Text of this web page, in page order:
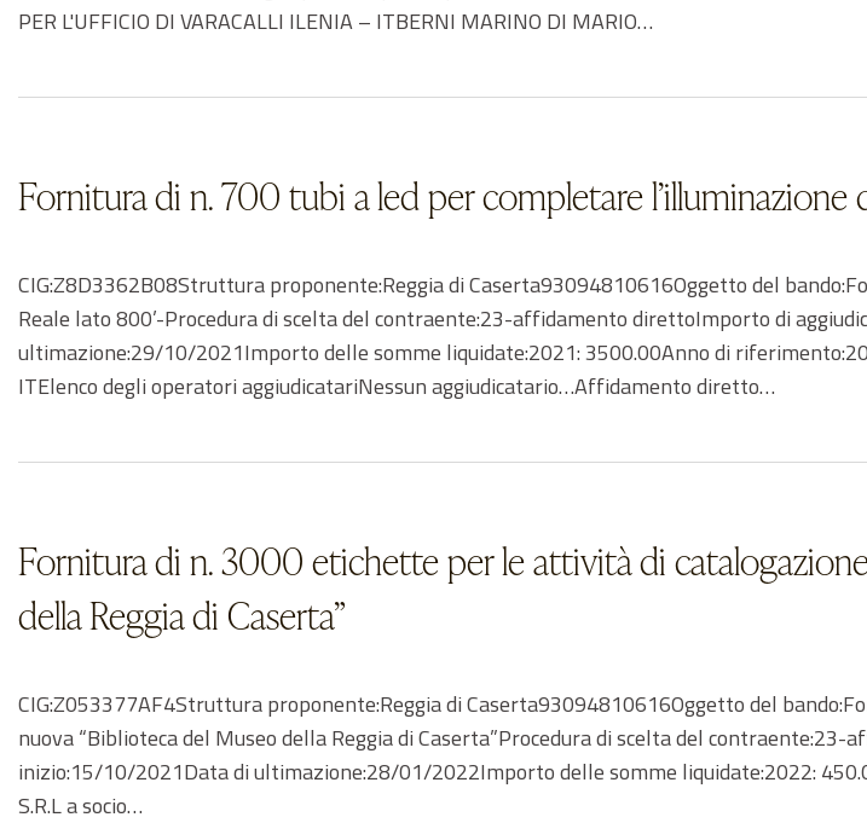
PER L'UFFICIO DI VARACALLI ILENIA – ITBERNI MARINO DI MARIO…
Fornitura di n. 700 tubi a led per completare l’illuminazione
CIG:Z8D3362B08Struttura proponente:Reggia di Caserta93094810616Oggetto del
Reale lato 800’-Procedura di scelta del contraente:23-affidamento direttoImporto di
ultimazione:29/10/2021Importo delle somme liquidate:2021: 3500.00Anno di
ITElenco degli operatori aggiudicatariNessun aggiudicatario…Affidamento diretto…
Fornitura di n. 3000 etichette per le attività di
della Reggia di Caserta”
CIG:Z053377AF4Struttura proponente:Reggia di Caserta93094810616Oggetto del
nuova “Biblioteca del Museo della Reggia di Caserta”Procedura di scelta del
inizio:15/10/2021Data di ultimazione:28/01/2022Importo delle somme liquidate:2022:
S.R.L a socio…